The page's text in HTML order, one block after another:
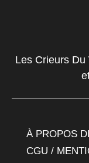
Les Crieurs
À PROPOS
CGU /